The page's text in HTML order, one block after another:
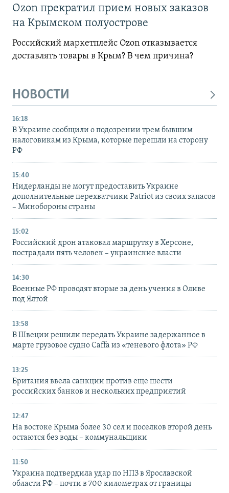
Ozon прекратил прием новых заказов
на Крымском полуострове
Российский маркетплейс Ozon отказывается
доставлять товары в Крым? В чем причина?
НОВОСТИ
16:18
В Украине сообщили о подозрении трем бывшим
налоговикам из Крыма, которые перешли на сторону
РФ
15:40
Нидерланды не могут предоставить Украине
дополнительные перехватчики Patriot из своих запасов
– Минобороны страны
15:02
Российский дрон атаковал маршрутку в Херсоне,
пострадали пять человек – украинские власти
14:30
Военные РФ проводят вторые за день учения в Оливе
под Ялтой
13:58
В Швеции решили передать Украине задержанное в
марте грузовое судно Caffa из «теневого флота» РФ
13:25
Британия ввела санкции против еще шести
российских банков и нескольких предприятий
12:47
На востоке Крыма более 30 сел и поселков второй день
остаются без воды – коммунальщики
11:50
Украина подтвердила удар по НПЗ в Ярославской
области РФ – почти в 700 километрах от границы